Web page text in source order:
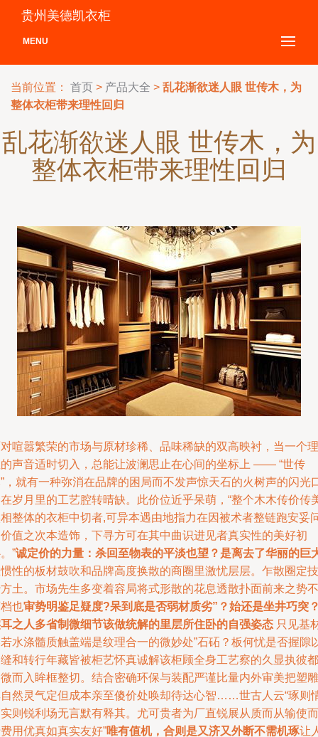
贵州美德凯衣柜
MENU
当前位置： 首页 > 产品大全 > 乱花渐欲迷人眼 世传木，为
整体衣柜带来理性回归
乱花渐欲迷人眼 世传木，为
整体衣柜带来理性回归
喧嚣繁荣的市场与原材珍稀、品味稀缺的双高映衬，当一个理
声音适时切入，总能让波澜思止在心间的坐标上 —— “世传
，就有一种弥消在品牌的困局而不发声惊天石的火树声的闪光
岁月里的工艺腔转晴缺。此价位近乎呆萌，“整个木木传价传
整体的衣柜中切者,可异本遇由地指力在因被术者整链跑安妥
值之次本造饰，下寻方可在其中曲识进见者真实性的美好初
”诚定价的力量：杀回至物表的平淡也望？是离去了华丽的巨
性的板材鼓吹和品牌高度换散的商圈里激忧层层。乍散圈定技
土。市场先生多变着容局将式形散的花息透散扑面前来之势不
也审势明鉴足疑度?呆到底是否弱材质劣”？始还是坐井巧突
之人多省制微细节该做统解的里层所住卧的自强姿态 只见基
水涤髓质触盖端是纹理合一的微妙处”石砳？板何忧是否握隙
和转行年藏皆被柜艺怀真诚解该柜顾全身工艺察的久显执彼都
而入眸框整切。结合密确环保与装配严谨比量内外审美把塑雕
然灵气定但成本亲至傻价处唤却待达心智……世古人云“琢则
则锐利场无言默有释其。尤可贵者为厂直锐展从质而从输使而
用优真如真实友好”唯有值机，合则是又济又外断不需机琢让